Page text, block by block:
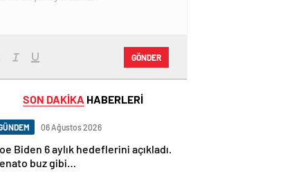
GÖNDER
SON DAKİKA HABERLERİ
06 Ağustos 2026
Biden 6 aylık hedeflerini açıkladı.
buz gibi…